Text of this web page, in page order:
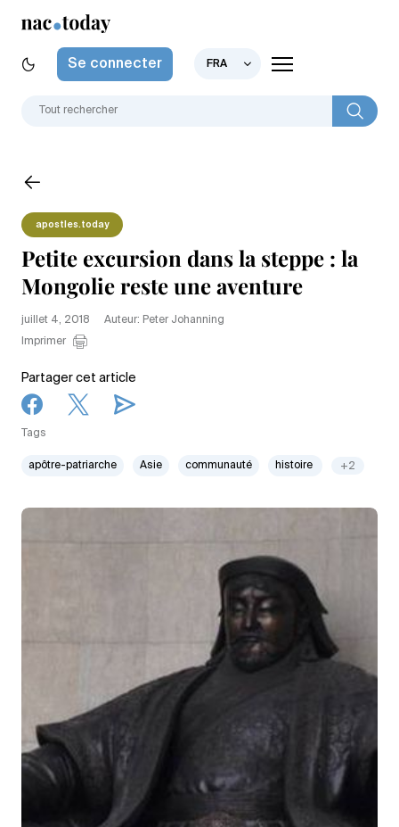
Se connecter FRA
apostles.today
Petite excursion dans la steppe : la
Mongolie reste une aventure
juillet 4, 2018
Auteur: Peter Johanning
Imprimer
Partager cet article
Tags
apôtre-patriarche Asie communauté histoire +2